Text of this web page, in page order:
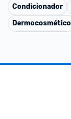
Condicionador
Dermocosmético